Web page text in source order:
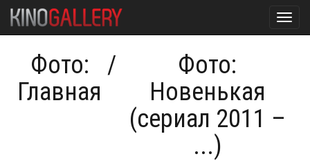
Фото:
Главная
/
Фото:
Новенькая
(сериал 2011 –
...)